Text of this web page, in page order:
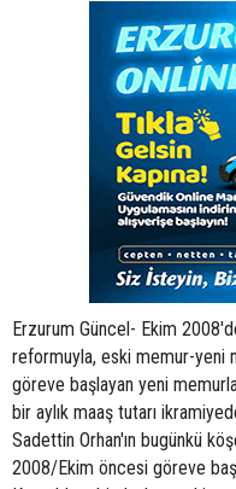
Erzurum Güncel- Ekim
reformuyla, eski memur-yeni
göreve başlayan yeni
bir aylık maaş tutarı
Sadettin Orhan'ın bugünkü
2008/Ekim öncesi göreve